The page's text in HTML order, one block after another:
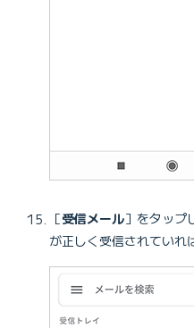
［受信メール］をタップ
が正しく受信されていれ